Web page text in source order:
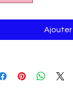
Ajouter